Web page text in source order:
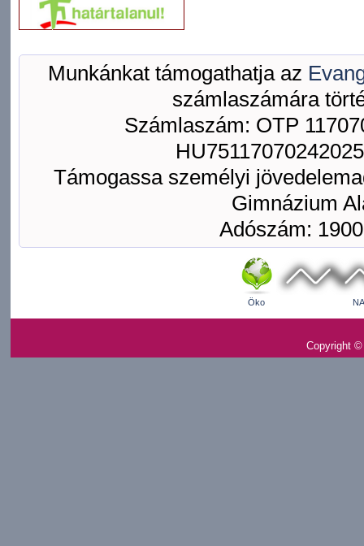
Munkánkat támogathatja az
számlaszámára
Számlaszám: OTP
Támogassa személyi
Gimnázium
Adószám:
Öko
Copyright